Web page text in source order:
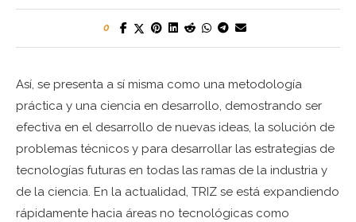
0
Así, se presenta a sí misma como una metodología
práctica y una ciencia en desarrollo, demostrando ser
efectiva en el desarrollo de nuevas ideas, la solución de
problemas técnicos y para desarrollar las estrategias de
tecnologías futuras en todas las ramas de la industria y
de la ciencia. En la actualidad, TRIZ se está expandiendo
rápidamente hacia áreas no tecnológicas como